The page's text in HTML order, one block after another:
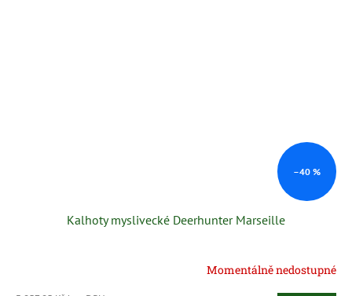
–40 %
Kalhoty myslivecké Deerhunter Marseille
Momentálně nedostupné